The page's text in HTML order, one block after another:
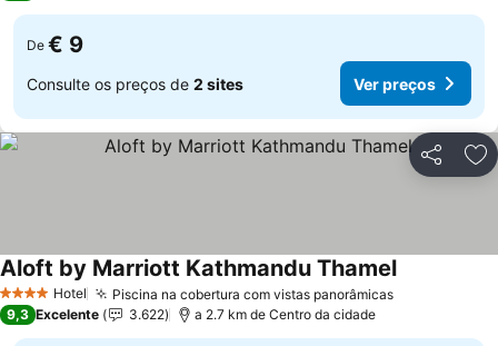
De € 9
Consulte os preços de 2 sites Ver preços
Partilhar
4 EstrelasHotel Piscina na cobertura com vistas panorâmicas
Aloft by Marriott Kathmandu Thamel
9,3 Excelente 3.622 a 2.7 km de Centro da cidade